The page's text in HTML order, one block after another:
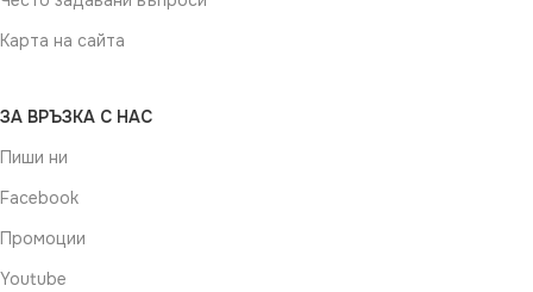
Карта на сайта
ЗА ВРЪЗКА С НАС
Пиши ни
Facebook
Промоции
Youtube